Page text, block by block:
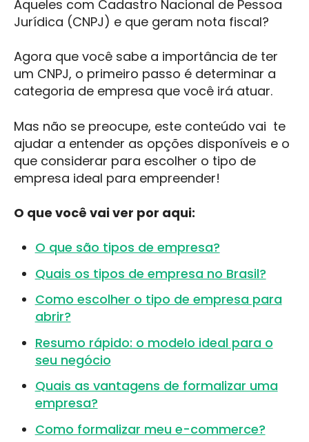
Aqueles com Cadastro Nacional de Pessoa
Jurídica (CNPJ) e que geram nota fiscal?
Agora que você sabe a importância de ter
um CNPJ, o primeiro passo é determinar a
categoria de empresa que você irá atuar.
Mas não se preocupe, este conteúdo vai te
ajudar a entender as opções disponíveis e o
que considerar para escolher o tipo de
empresa ideal para empreender!
O que você vai ver por aqui:
O que são tipos de empresa?
Quais os tipos de empresa no Brasil?
Como escolher o tipo de empresa para
abrir?
Resumo rápido: o modelo ideal para o
seu negócio
Quais as vantagens de formalizar uma
empresa?
Como formalizar meu e-commerce?